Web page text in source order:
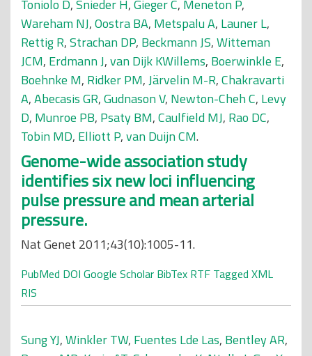
Toniolo D,Snieder H,Gieger C, Meneton P,
Wareham NJ,Oostra BA, Metspalu A, Launer L,
Rettig R,Strachan DP, Beckmann JS,Witteman
JCM, Erdmann J,van Dijk KWillems, Boerwinkle E,
Boehnke M, Ridker PM,Järvelin M-R,Chakravarti
A,Abecasis GR,Gudnason V, Newton-Cheh C, Levy
D, Munroe PB, Psaty BM,Caulfield MJ, Rao DC,
Tobin MD, Elliott P,van Duijn CM.
Genome-wide association study
identifies six new loci influencing
pulse pressure and mean arterial
pressure.
Nat Genet 2011;43(10):1005-11.
PubMed DOI Google Scholar BibTex RTF Tagged XML
RIS
Sung YJ,Winkler TW, Fuentes Lde Las, Bentley AR,